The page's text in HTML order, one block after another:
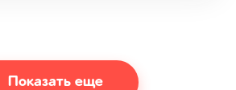
Показать еще